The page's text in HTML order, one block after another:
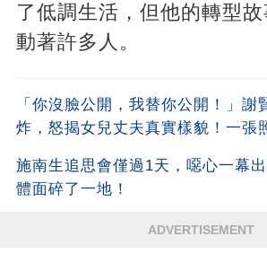
了低調生活，但他的轉型
動著許多人。
「你沒臉公開，我替你公開！」謝
炸，怒揭女兒丈夫真實樣貌！一張
施南生追思會僅過1天，噁心一幕
體面碎了一地！
ADVERTISEMENT